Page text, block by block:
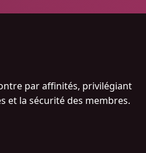
par affinités, privilégiant
et la sécurité des membres.